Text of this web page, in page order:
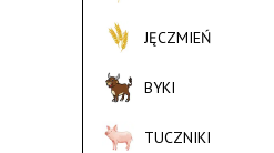
JĘCZMIEŃ
BYKI
TUCZNIKI